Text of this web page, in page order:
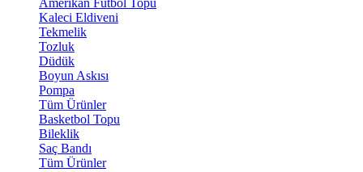
Amerikan Futbol Topu
Kaleci Eldiveni
Tekmelik
Tozluk
Düdük
Boyun Askısı
Pompa
Tüm Ürünler
Basketbol Topu
Bileklik
Saç Bandı
Tüm Ürünler